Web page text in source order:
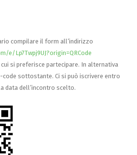
compilare il form all’indirizzo
e/Lp7Twpj9UJ?origin=QRCode
si preferisce partecipare. In alternativa
code sottostante. Ci si può iscrivere entro
data dell’incontro scelto.